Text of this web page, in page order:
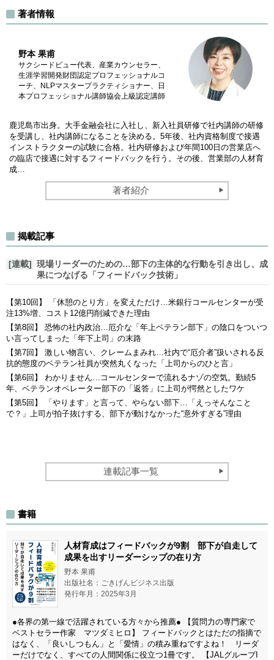
著者情報
野本 果甫
サクシードビュー代表、産業カウンセラー、
生涯学習開発財団認定プロフェッショナルコ
ーチ、NLPマスタープラクティショナー、日
本プロフェッショナル講師協会上級認定講師
鹿児島市出身。大手金融会社に入社し、新入社員研修で社内講師の研修
を受講し、社内講師になることを決める。5年後、社内資格制度で接遇
インストラクターの試験に合格。社内研修および年間100日の営業店へ
の臨店で接遇に対するフィードバックを行う。その後、営業部の人材育
成…
著者紹介
揭載記事
[連載] 現場リーダーのための…部下の主体的な行動を引き出し、成
果につなげる「フィードバック技術」
【第10回】 「休憩のとり方」を変えただけ…米銀行コールセンターが受
注13%増、コスト12億円削減できた理由
【第8回】 恐怖の社内政治…厄介な「年上ベテラン部下」の陰口をついつ
い言ってしまった「年下上司」の末路
【第7回】 激しい物言い、クレームまみれ…社内で“厄介者”扱いされる反
抗的態度のベテラン社員が突然丸くなった「上司からのひと言」
【第6回】 わかりません…コールセンターで流れるナゾの空気。勤続5
年、ベテランオペレーター部下の「返答」に上司が愕然としたワケ
【第5回】 「やります」と言って、やらない部下…「えっそんなこと
で？」上司が拍子抜けする、部下が動けなかった“意外すぎる”理由
連載記事一覧
書籍
人材育成はフィードバックが9割 部下が自走して
成果を出すリーダーシップの在り方
野本 果甫
出版社名：ごきげんビジネス出版
発行年月：2025年3月
●各界の第一線で活躍されている方々から推薦● 【質問力の専門家で
ベストセラー作家 マツダミヒロ】 フィードバックとはただの指摘で
はなく、「良いしつもん」と「愛情」の積み重ねですよね！ リーダ
ーだけでなく、すべての人間関係に役立つ1冊です。 【JALグループI